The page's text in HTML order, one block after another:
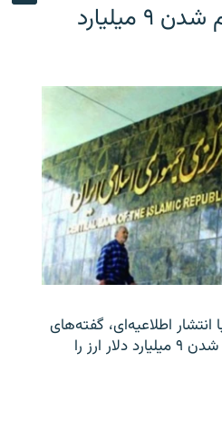
بانک مرکزی ایران گم شدن ۹ میلیارد
اطلاعیه‌ای، گفته‌های
یک نماینده مجلس درباره گم شدن ۹ میلیارد دلار ارز را